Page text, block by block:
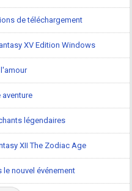
de téléchargement
XV Edition Windows
l'amour
aventure
légendaires
XII The Zodiac Age
nouvel événement